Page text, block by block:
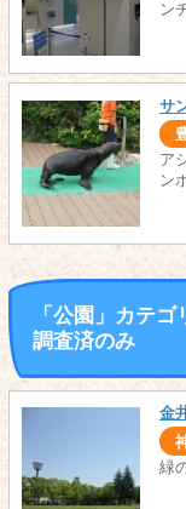
ン
サ
ア
ン
「公園」カテ
調査済のみ
金
緑